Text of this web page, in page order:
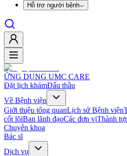
Hỗ trợ người bệnh
ỨNG DỤNG UMC CARE
Đặt lịch khámĐấu thầu
Về Bệnh viện
Giới thiệu tổng quanLịch sử Bệnh viện
cốt lõiBan lãnh đạoCác đơn vịThành
Chuyên khoa
Bác sĩ
Dịch vụ